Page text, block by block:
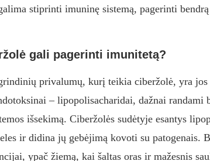
stiprinti imuninę sistemą, pagerinti
gali pagerinti imunitetą?
privalumų, kurį teikia ciberžolė, yra
– lipopolisacharidai, dažnai
išsekimą. Ciberžolės sudėtyje esantys
ir didina jų gebėjimą kovoti su patogenais.
ypač žiemą, kai šaltas oras ir mažesnis